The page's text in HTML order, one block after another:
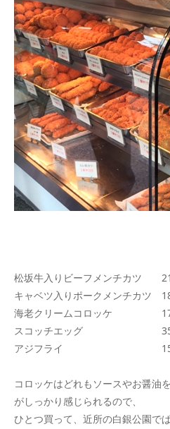
松坂牛入りビーフメンチカツ
キャベツ入りポークメンチカツ
海老クリームコロッケ
スコッチエッグ
アジフライ 150
コロッケはどれもソースやお醤油
がしっかり感じられるので、
ひとつ買って、近所の白銀公園で